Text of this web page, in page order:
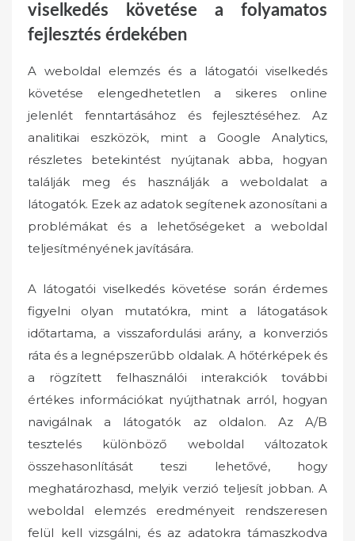
viselkedés követése a folyamatos
fejlesztés érdekében
A weboldal elemzés és a látogatói viselkedés
követése elengedhetetlen a sikeres online
jelenlét fenntartásához és fejlesztéséhez. Az
analitikai eszközök, mint a Google Analytics,
részletes betekintést nyújtanak abba, hogyan
találják meg és használják a weboldalat a
látogatók. Ezek az adatok segítenek azonosítani a
problémákat és a lehetőségeket a weboldal
teljesítményének javítására.
A látogatói viselkedés követése során érdemes
figyelni olyan mutatókra, mint a látogatások
időtartama, a visszafordulási arány, a konverziós
ráta és a legnépszerűbb oldalak. A hőtérképek és
a rögzített felhasználói interakciók további
értékes információkat nyújthatnak arról, hogyan
navigálnak a látogatók az oldalon. Az A/B
tesztelés különböző weboldal változatok
összehasonlítását teszi lehetővé, hogy
meghatározhasd, melyik verzió teljesít jobban. A
weboldal elemzés eredményeit rendszeresen
felül kell vizsgálni, és az adatokra támaszkodva